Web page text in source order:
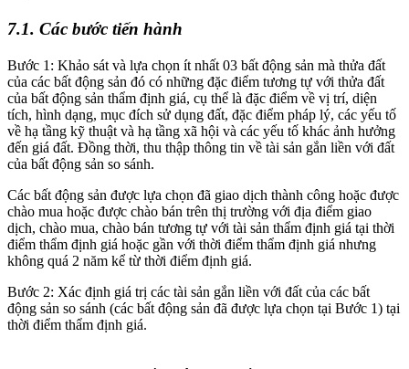
7.1. Các bước tiến hành
Bước 1: Khảo sát và lựa chọn ít nhất 03 bất động sản mà thửa đất
của các bất động sản đó có những đặc điểm tương tự với thửa đất
của bất động sản thẩm định giá, cụ thể là đặc điểm về vị trí, diện
tích, hình dạng, mục đích sử dụng đất, đặc điểm pháp lý, các yếu tố
về hạ tầng kỹ thuật và hạ tầng xã hội và các yếu tố khác ảnh hưởng
đến giá đất. Đồng thời, thu thập thông tin về tài sản gắn liền với đất
của bất động sản so sánh.
Các bất động sản được lựa chọn đã giao dịch thành công hoặc được
chào mua hoặc được chào bán trên thị trường với địa điểm giao
dịch, chào mua, chào bán tương tự với tài sản thẩm định giá tại thời
điểm thẩm định giá hoặc gần với thời điểm thẩm định giá nhưng
không quá 2 năm kể từ thời điểm định giá.
Bước 2: Xác định giá trị các tài sản gắn liền với đất của các bất
động sản so sánh (các bất động sản đã được lựa chọn tại Bước 1) tại
thời điểm thẩm định giá.